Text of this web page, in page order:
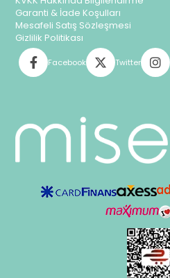
Garanti & İade Koşulları
Mesafeli Satış Sözleşmesi
Gizlilik Politikası
Facebook Twitter